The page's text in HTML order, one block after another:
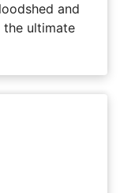
and
the ultimate